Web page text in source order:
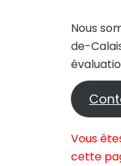
Nous
de-
Vous
cette